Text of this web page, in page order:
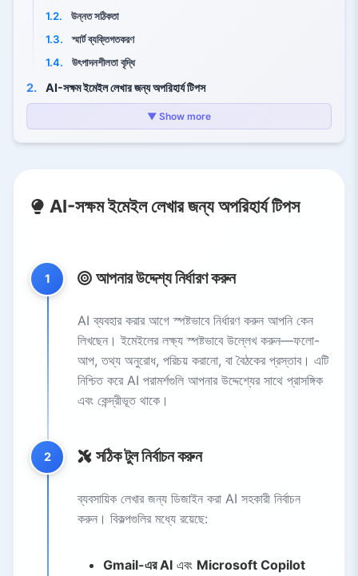
1.2.
উন্নত সঠিকতা
1.3.
স্মার্ট ব্যক্তিগতকরণ
1.4.
উৎপাদনশীলতা বৃদ্ধি
2. AI-সক্ষম ইমেইল লেখার জন্য অপরিহার্য টিপস
আপনার উদ্দেশ্য নির্ধারণ করুন
2.5.
আপনার স্বতন্ত্র কণ্ঠ বজায় রাখুন
3.2.
GrammarlyGo
Writesonic
পেশাদার মান বজায় রাখা
স্পষ্ট বিষয় শিরোনাম
ভদ্র, পেশাদার সুর
4.4.
পরিপূর্ণ প্রুফরিডিং
5. সাধারণ ভুল এবং মূল বিবেচ্য বিষয়
অতিরিক্ত স্বয়ংক্রিয়তা এড়িয়ে চলুন
AI-তৈরি বিষয়বস্তু যাচাই করুন
সুর সংবেদনশীলতা বজায় রাখুন
▼ Show more
AI-সক্ষম ইমেইল লেখার জন্য অপরিহার্য টিপস
1 আপনার উদ্দেশ্য নির্ধারণ করুন
AI ব্যবহার করার আগে স্পষ্টভাবে নির্ধারণ করুন আপনি কেন
লিখছেন। ইমেইলের লক্ষ্য স্পষ্টভাবে উল্লেখ করুন—ফলো-
আপ, তথ্য অনুরোধ, পরিচয় করানো, বা বৈঠকের প্রস্তাব। এটি
নিশ্চিত করে AI পরামর্শগুলি আপনার উদ্দেশ্যের সাথে প্রাসঙ্গিক
এবং কেন্দ্রীভূত থাকে।
2 সঠিক টুল নির্বাচন করুন
ব্যবসায়িক লেখার জন্য ডিজাইন করা AI সহকারী নির্বাচন
করুন। বিকল্পগুলির মধ্যে রয়েছে:
Gmail-এর AI এবং Microsoft Copilot